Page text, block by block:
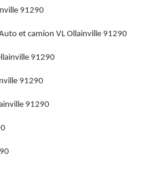
91290
et camion VL Ollainville 91290
91290
91290
91290